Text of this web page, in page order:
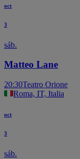
oct
3
sáb.
Matteo Lane
20:30Teatro Orione
Roma, IT, Italia
oct
3
sáb.